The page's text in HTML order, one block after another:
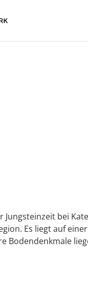
Jungsteinzeit bei
Es liegt auf
Bodendenkmale